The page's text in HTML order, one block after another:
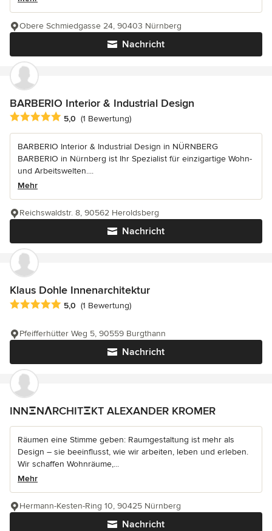
Nachricht
Obere Schmiedgasse 24, 90403 Nürnberg
BARBERIO Interior & Industrial Design
Durchschnittliche Bewertung: 5 von 5 Sternen
5,0 (1 Bewertung)
BARBERIO Interior & Industrial Design in NÜRNBERG
BARBERIO in Nürnberg ist Ihr Spezialist für einzigartige Wohn-
und Arbeitswelten....
Mehr
Nachricht
Reichswaldstr. 8, 90562 Heroldsberg
Klaus Dohle Innenarchitektur
Durchschnittliche Bewertung: 5 von 5 Sternen
5,0 (1 Bewertung)
Nachricht
Pfeifferhütter Weg 5, 90559 Burgthann
INNΞNΛRCHITΞKT ALEXANDER KROMER
Räumen eine Stimme geben: Raumgestaltung ist mehr als
Design – sie beeinflusst, wie wir arbeiten, leben und erleben.
Wir schaffen Wohnräume,...
Mehr
Nachricht
Hermann-Kesten-Ring 10, 90425 Nürnberg